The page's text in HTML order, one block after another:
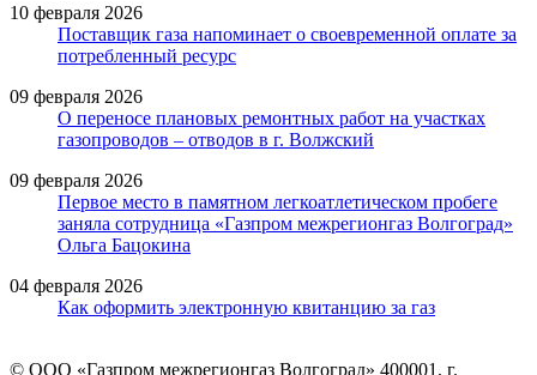
10 февраля 2026
Поставщик газа напоминает о своевременной оплате за
потребленный ресурс
09 февраля 2026
О переносе плановых ремонтных работ на участках
газопроводов – отводов в г. Волжский
09 февраля 2026
Первое место в памятном легкоатлетическом пробеге
заняла сотрудница «Газпром межрегионгаз Волгоград»
Ольга Бацокина
04 февраля 2026
Как оформить электронную квитанцию за газ
© ООО «Газпром межрегионгаз Волгоград» 400001, г.